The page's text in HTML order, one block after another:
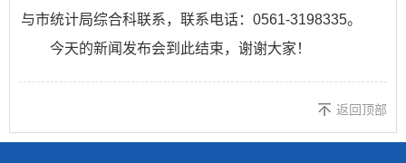
与市统计局综合科联系，联系电话：0561-3198335。
今天的新闻发布会到此结束，谢谢大家！
返回顶部